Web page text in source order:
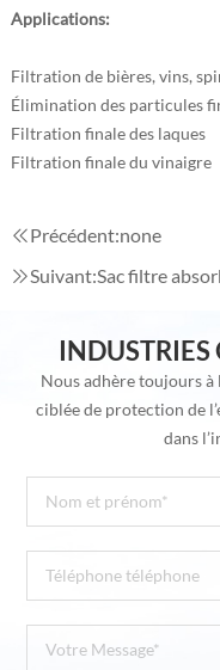
Applications:
Filtration de bières, vins,
Élimination des particules
Filtration finale des laques
Filtration finale du vinaigre
Précédent:none
Suivant:Sac filtre
INDUSTRIES
Nous adhère toujours
ciblée de protection de
dans